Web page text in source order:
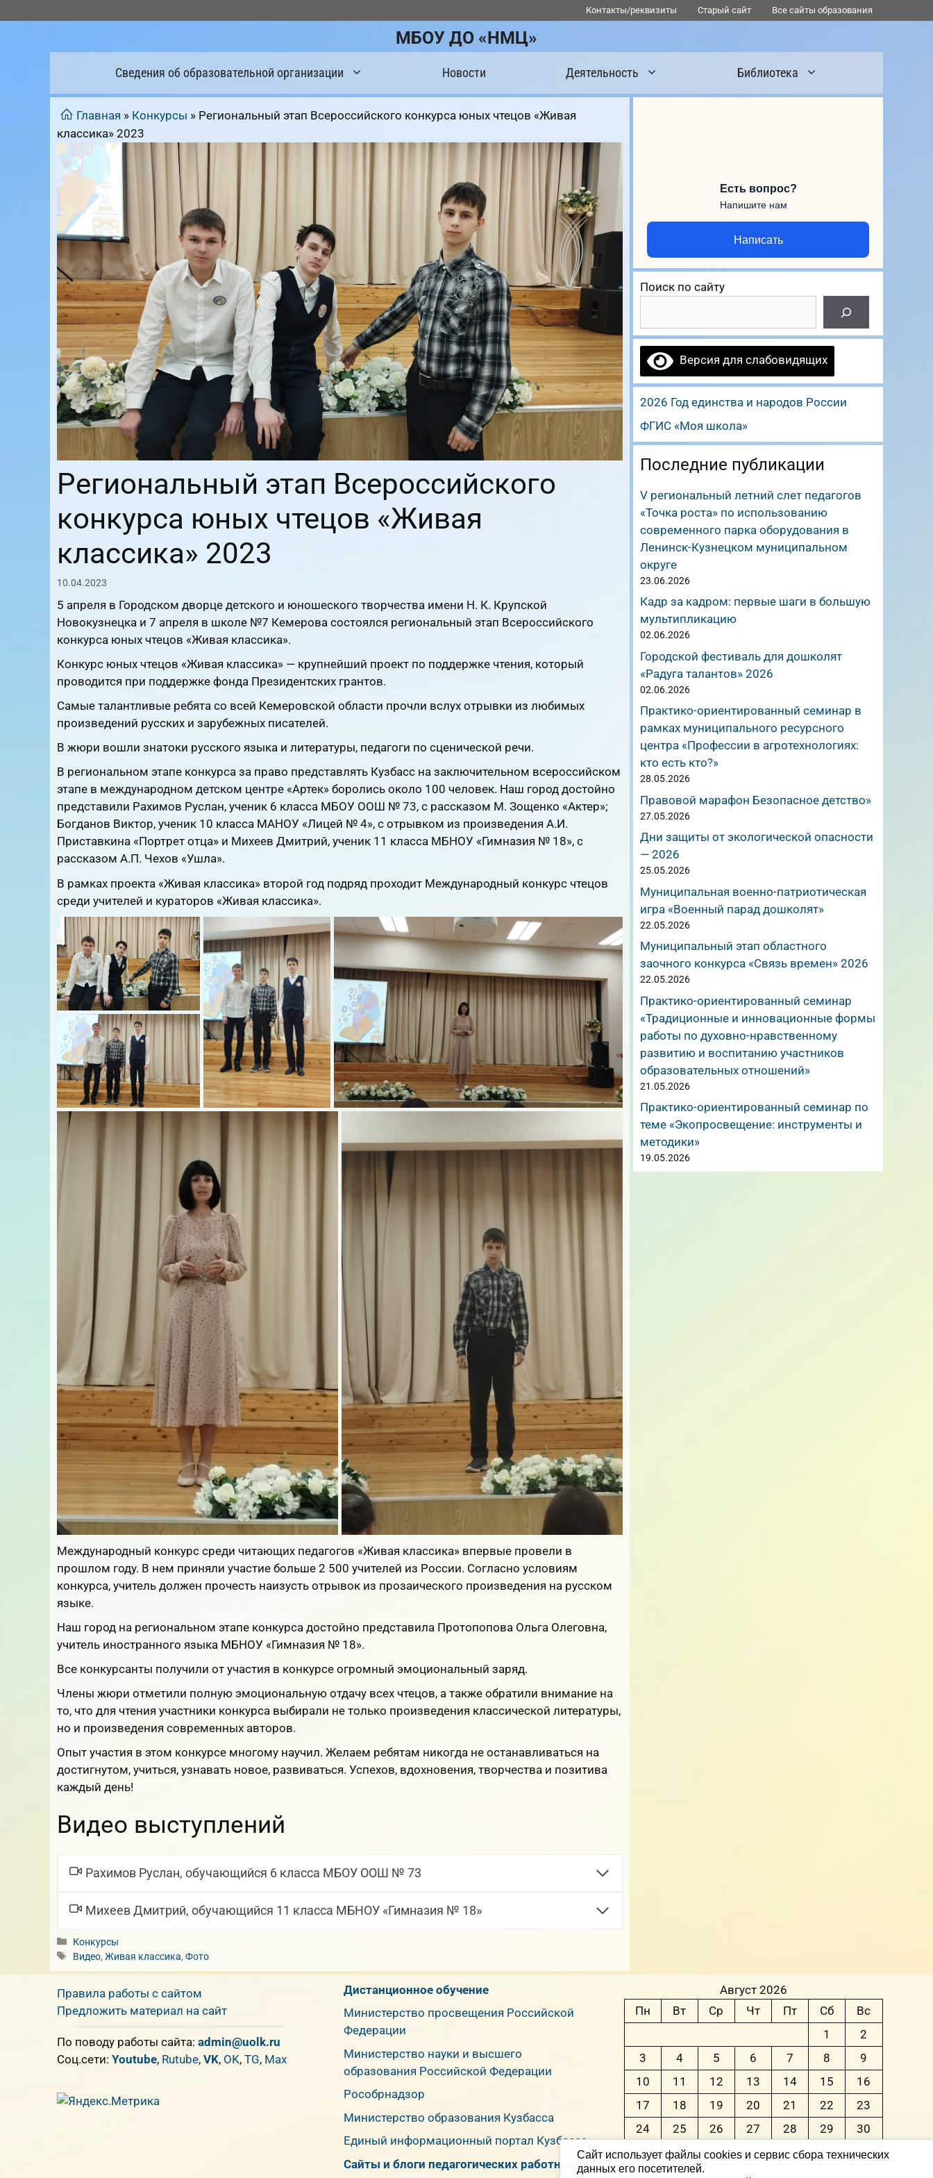
к
Контакты/реквизиты Старый сайт Все сайты образования
МБОУ ДО «НМЦ»
Сведения об образовательной организации Новости Деятельность Библиотека
Главная » Конкурсы » Региональный этап Всероссийского конкурса юных чтецов «Живая
классика» 2023
Региональный этап Всероссийского
конкурса юных чтецов «Живая
классика» 2023
10.04.2023
5 апреля в Городском дворце детского и юношеского творчества имени Н. К. Крупской
Новокузнецка и 7 апреля в школе №7 Кемерова состоялся региональный этап Всероссийского
конкурса юных чтецов «Живая классика».
Конкурс юных чтецов «Живая классика» — крупнейший проект по поддержке чтения, который
проводится при поддержке фонда Президентских грантов.
Самые талантливые ребята со всей Кемеровской области прочли вслух отрывки из любимых
произведений русских и зарубежных писателей.
В жюри вошли знатоки русского языка и литературы, педагоги по сценической речи.
В региональном этапе конкурса за право представлять Кузбасс на заключительном всероссийском
этапе в международном детском центре «Артек» боролись около 100 человек. Наш город достойно
представили Рахимов Руслан, ученик 6 класса МБОУ ООШ № 73, с рассказом М. Зощенко «Актер»;
Богданов Виктор, ученик 10 класса МАНОУ «Лицей № 4», с отрывком из произведения А.И.
Приставкина «Портрет отца» и Михеев Дмитрий, ученик 11 класса МБНОУ «Гимназия № 18», с
рассказом А.П. Чехов «Ушла».
В рамках проекта «Живая классика» второй год подряд проходит Международный конкурс чтецов
среди учителей и кураторов «Живая классика».
Международный конкурс среди читающих педагогов «Живая классика» впервые провели в
прошлом году. В нем приняли участие больше 2 500 учителей из России. Согласно условиям
конкурса, учитель должен прочесть наизусть отрывок из прозаического произведения на русском
языке.
Наш город на региональном этапе конкурса достойно представила Протопопова Ольга Олеговна,
учитель иностранного языка МБНОУ «Гимназия № 18».
Все конкурсанты получили от участия в конкурсе огромный эмоциональный заряд.
Члены жюри отметили полную эмоциональную отдачу всех чтецов, а также обратили внимание на
то, что для чтения участники конкурса выбирали не только произведения классической литературы,
но и произведения современных авторов.
Опыт участия в этом конкурсе многому научил. Желаем ребятам никогда не останавливаться на
достигнутом, учиться, узнавать новое, развиваться. Успехов, вдохновения, творчества и позитива
каждый день!
Видео выступлений
Рахимов Руслан, обучающийся 6 класса МБОУ ООШ № 73
Михеев Дмитрий, обучающийся 11 класса МБНОУ «Гимназия № 18»
Рубрики
Конкурсы
Метки
Видео,Живая классика,Фото
Есть вопрос?
Напишите нам
Написать
Поиск по сайту
Версия для слабовидящих
2026 Год единства и народов России
ФГИС «Моя школа»
Последние публикации
V региональный летний слет педагогов
«Точка роста» по использованию
современного парка оборудования в
Ленинск-Кузнецком муниципальном
округе
23.06.2026
Кадр за кадром: первые шаги в большую
мультипликацию
02.06.2026
Городской фестиваль для дошколят
«Радуга талантов» 2026
02.06.2026
Практико-ориентированный семинар в
рамках муниципального ресурсного
центра «Профессии в агротехнологиях:
кто есть кто?»
28.05.2026
Правовой марафон Безопасное детство»
27.05.2026
Дни защиты от экологической опасности
— 2026
25.05.2026
Муниципальная военно-патриотическая
игра «Военный парад дошколят»
22.05.2026
Муниципальный этап областного
заочного конкурса «Связь времен» 2026
22.05.2026
Практико-ориентированный семинар
«Традиционные и инновационные формы
работы по духовно-нравственному
развитию и воспитанию участников
образовательных отношений»
21.05.2026
Практико-ориентированный семинар по
теме «Экопросвещение: инструменты и
методики»
19.05.2026
Правила работы с сайтом
Предложить материал на сайт
По поводу работы сайта: admin@uolk.ru
Cоц.сети: Youtube, Rutube, VK, OK, TG, Max
Дистанционное обучение
Министерство просвещения Российской
Федерации
Министерство науки и высшего
образования Российской Федерации
Рособрнадзор
Министерство образования Кузбасса
Единый информационный портал Кузбасса
Сайты и блоги педагогических работников
Август 2026
Пн
Вт Ср Чт Пт Сб
Вс
1
2
3
4 5 6 7 8
9
10
11 12 13 14 15
16
17
18 19 20 21 22
23
24
25 26 27 28 29
30
31
Сайт использует файлы cookies и сервис сбора технических
данных его посетителей.